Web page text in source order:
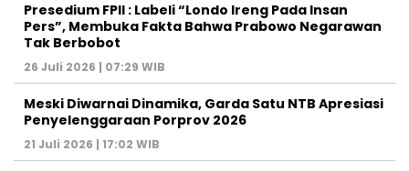
Presedium FPII : Labeli “Londo Ireng Pada Insan
Pers”, Membuka Fakta Bahwa Prabowo Negarawan
Tak Berbobot
26 Juli 2026 | 07:29 WIB
Meski Diwarnai Dinamika, Garda Satu NTB Apresiasi
Penyelenggaraan Porprov 2026 ‎
21 Juli 2026 | 17:02 WIB